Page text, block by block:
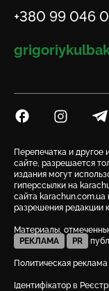
Телефон
+380 99 046
Email
Посилання на Facebook
Посилання
Перепечатка и
сайте, разрешается
издания могут
гиперссылки на
сайта karachun.com.ua
разрешения редакции
Материалы,
РЕКЛАМА
PR
Политическая реклама
Ідентифікатор в